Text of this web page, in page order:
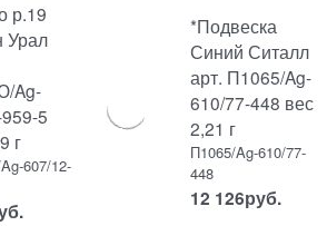
р.19
Урал
Ag-
5
г
607/12-
*Подвеска
Синий Ситалл
арт. П1065/Ag-
610/77-448 вес
2,21 г
П1065/Ag-610/77-
448
12 126руб.